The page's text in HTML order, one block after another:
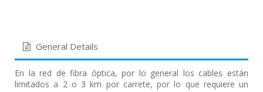
General Details
En la red de fibra óptica, por lo general los cables están
limitados a 2 o 3 km por carrete, por lo que requiere un